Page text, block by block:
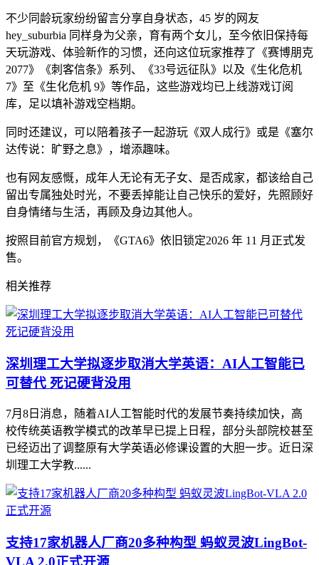
不少同龄玩家纷纷留言分享自身状态，45 岁的网友
hey_suburbia 同样身为父亲，育有两个女儿，至今依旧保持每
天玩游戏、体验新作的习惯，还向这位玩家推荐了《赛博朋克
2077》《刺客信条》系列、《33号远征队》以及《生化危机
7》至《生化危机 9》等作品，这些游戏均已上线游戏订阅
库，足以填补游戏空档期。
同时还建议，可以陪着孩子一起游玩《双人成行》或是《塞尔
达传说：旷野之息》，增添趣味。
也有网友感慨，成年人无论有无子女、是否成家，都该给自己
留出专属独处时光，不要丢掉能让自己快乐的爱好，先照顾好
自身情绪与生活，再顾及身边其他人。
按照目前官方规划，《GTA6》依旧锁定2026 年 11 月正式发
售。
相关推荐
深圳理工大学拟逐步取消大学英语：AI人工智能已
可替代 死记硬背没用
7月8日消息，随着AI人工智能时代的发展节奏持续加快，高
校传统英语教学模式的改革早已提上日程，部分头部院校甚至
已经迈出了调整原有大学英语必修课设置的大胆一步。近日深
圳理工大学教......
支持17家机器人厂商20多种构型 蚂蚁灵波LingBot-
VLA 2.0正式开源